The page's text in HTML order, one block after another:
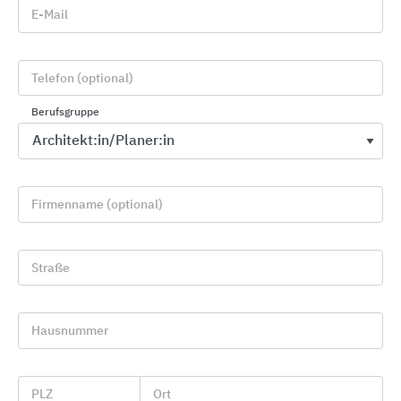
E-Mail:anwendungstechnik@sopro.com
Das Team der Sopro Objektberatung
E-Mail
Telefon (optional)
Berufsgruppe
Firmenname (optional)
Straße
Hausnummer
PLZ Ort